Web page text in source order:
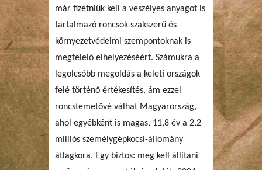
már fizetniük kell a veszélyes anyagot is
tartalmazó roncsok szakszerű és
környezetvédelmi szempontoknak is
megfelelő elhelyezéséért. Számukra a
legolcsóbb megoldás a keleti országok
felé történő értékesítés, ám ezzel
roncstemetővé válhat Magyarország,
ahol egyébként is magas, 11,8 év a 2,2
milliós személygépkocsi-állomány
átlagkora. Egy biztos: meg kell állítani